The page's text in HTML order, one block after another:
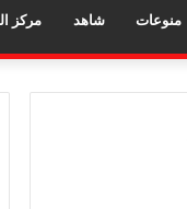
منوعات شاهد مركز